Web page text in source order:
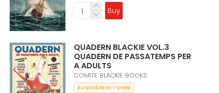
Buy
QUADERN BLACKIE VOL.3
QUADERN DE PASSATEMPS PER
A ADULTS
COMITE BLACKIE BOOKS
Available in 1 week